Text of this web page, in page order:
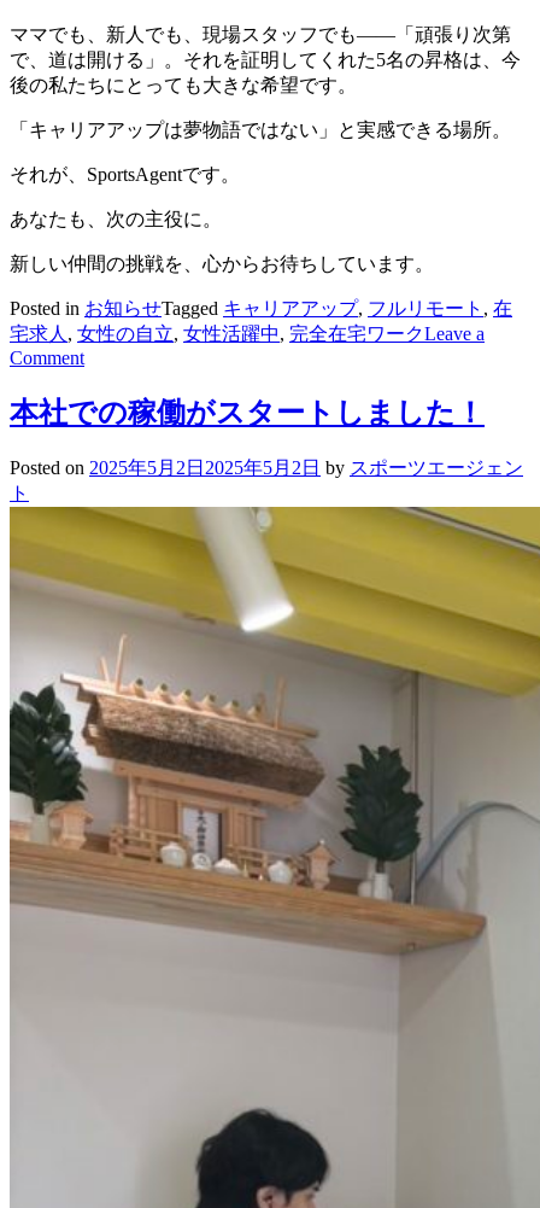
ママでも、新人でも、現場スタッフでも――「頑張り次第
で、道は開ける」。それを証明してくれた5名の昇格は、今
後の私たちにとっても大きな希望です。
「キャリアアップは夢物語ではない」と実感できる場所。
それが、SportsAgentです。
あなたも、次の主役に。
新しい仲間の挑戦を、心からお待ちしています。
Posted in お知らせTagged キャリアアップ, フルリモート , 在
宅求人 , 女性の自立, 女性活躍中, 完全在宅ワークLeave a
Commenton
社
3
月
で
ー
格
も！
在
宅
ワ
ー
ク
で
実
現
す
本社での稼働がスタートしました！
Posted on 2025年5月2日 2025年5月2日 by スポーツエージェン
ト